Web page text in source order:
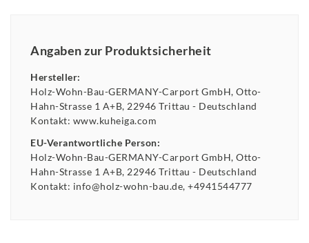
Angaben zur Produktsicherheit
Hersteller:
Holz-Wohn-Bau-GERMANY-Carport GmbH Otto-
Hahn-Strasse 1 A+B 22946 Trittau
Deutschland
Kontakt: www.kuheiga.com
EU-Verantwortliche Person:
Holz-Wohn-Bau-GERMANY-Carport GmbH Otto-
Hahn-Strasse 1 A+B 22946 Trittau
Deutschland
Kontakt: info@holz-wohn-bau.de +4941544777